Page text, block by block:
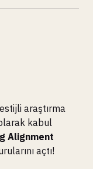
araştırma
kabul
Alignment
açtı!